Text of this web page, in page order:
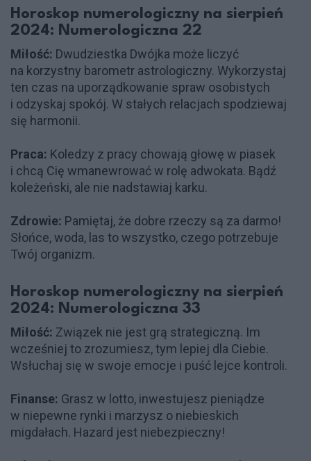
Horoskop numerologiczny na sierpień
2024: Numerologiczna 22
Miłość: Dwudziestka Dwójka może liczyć
na korzystny barometr astrologiczny. Wykorzystaj
ten czas na uporządkowanie spraw osobistych
i odzyskaj spokój. W stałych relacjach spodziewaj
się harmonii.
Praca: Koledzy z pracy chowają głowę w piasek
i chcą Cię wmanewrować w rolę adwokata. Bądź
koleżeński, ale nie nadstawiaj karku.
Zdrowie: Pamiętaj, że dobre rzeczy są za darmo!
Słońce, woda, las to wszystko, czego potrzebuje
Twój organizm.
Horoskop numerologiczny na sierpień
2024: Numerologiczna 33
Miłość: Związek nie jest grą strategiczną. Im
wcześniej to zrozumiesz, tym lepiej dla Ciebie.
Wsłuchaj się w swoje emocje i puść lejce kontroli.
Finanse: Grasz w lotto, inwestujesz pieniądze
w niepewne rynki i marzysz o niebieskich
migdałach. Hazard jest niebezpieczny!